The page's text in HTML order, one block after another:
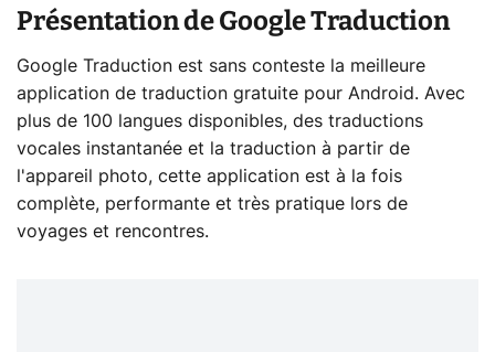
Présentation de Google Traduction
Google Traduction est sans conteste la meilleure
application de traduction gratuite pour Android. Avec
plus de 100 langues disponibles, des traductions
vocales instantanée et la traduction à partir de
l'appareil photo, cette application est à la fois
complète, performante et très pratique lors de
voyages et rencontres.